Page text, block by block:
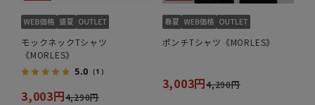
モックネックTシャツ
《MORLES》
5.0 （1）
3,003円4,290円
ポンチTシャツ《MORLES》
3,003円4,290円